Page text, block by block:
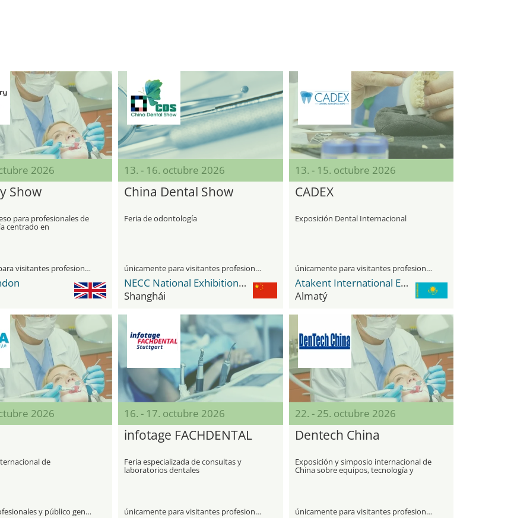
2026
Show
para profesionales de
centrado en
formación
únicamente para visitantes profesionales
13. - 16. octubre 2026
China Dental Show
Feria de odontología
únicamente para visitantes profesionales
NECC National Exhibition and Convention Center
Shanghái
13. - 15. octubre 2026
CADEX
Exposición Dental Internacional
únicamente para visitantes profesionales
Atakent International Exhibition Centre
Almatý
2026
de
visitantes profesionales y público general
16. - 17. octubre 2026
infotage FACHDENTAL
Feria especializada de consultas y
laboratorios dentales
únicamente para visitantes profesionales
22. - 25. octubre 2026
Dentech China
Exposición y simposio internacional de
China sobre equipos, tecnología y
productos dentales
únicamente para visitantes profesionales